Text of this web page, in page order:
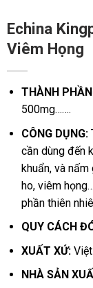
Echina
Viêm Họng
THÀNH
500mg…….
CÔNG DỤNG:
cần dùng đến
khuẩn, và
ho, viêm
phần thiên
QUY CÁCH
XUẤT XỨ:
NHÀ SẢN